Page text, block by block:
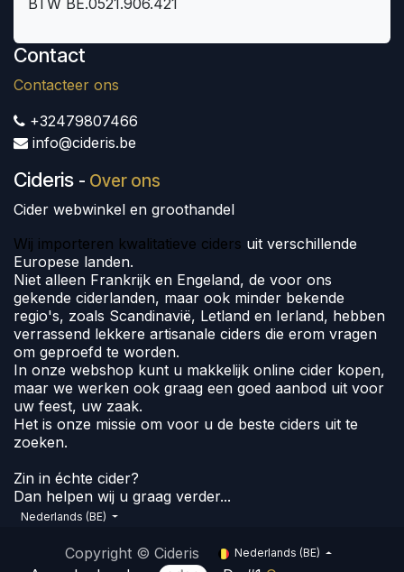
Contact
Contacteer ons
+32479807466
info@cideris.be
Cideris - Over ons
Cider webwinkel en groothandel
Wij importeren kwalitatieve ciders uit verschillende
Europese landen.
Niet alleen Frankrijk en Engeland, de voor ons
gekende ciderlanden, maar ook minder bekende
regio's, zoals Scandinavië, Letland en Ierland, hebben
verrassend lekkere artisanale ciders die erom vragen
om geproefd te worden.
In onze webshop kunt u makkelijk online cider kopen,
maar we werken ook graag een goed aanbod uit voor
uw feest, uw zaak.
Het is onze missie om voor u de beste ciders uit te
zoeken.
Zin in échte cider?
Dan helpen wij u graag verder...
Nederlands (BE)
Copyright © Cideris Nederlands (BE)